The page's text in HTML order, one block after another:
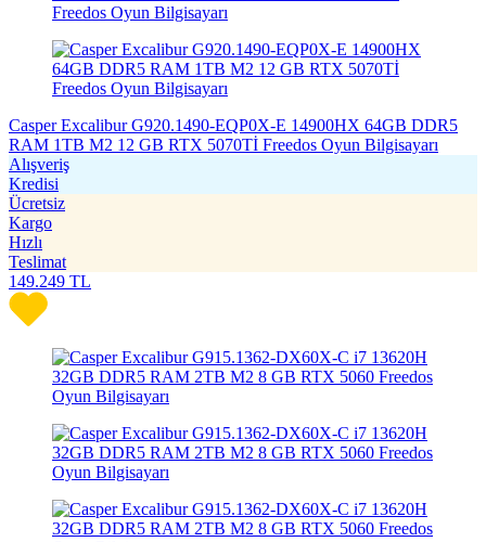
Casper Excalibur G920.1490-EQP0X-E 14900HX 64GB DDR5
RAM 1TB M2 12 GB RTX 5070Tİ Freedos Oyun Bilgisayarı
Alışveriş
Kredisi
Ücretsiz
Kargo
Hızlı
Teslimat
149.249 TL